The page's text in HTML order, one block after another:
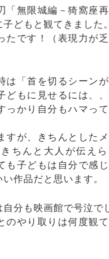
「無限城編－猗窩座
どもと観てきました
たです！（表現力が
は「首を切るシーン
どもに見せるには、
っかり自分もハマっ
すが、きちんとした
ちんと大人が伝え
も子どもは自分で感
作品だと思います。
分も映画館で号泣で
のやり取りは何度観